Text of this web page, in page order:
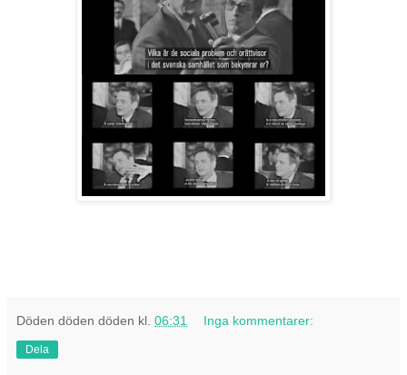
Döden döden döden kl. 06:31 Inga kommentarer:
Dela